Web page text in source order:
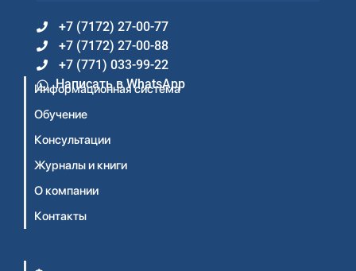
+7 (7172) 27-00-77
+7 (7172) 27-00-88
+7 (771) 033-99-22
Написать в WhatsApp
Информационная система
Обучение
Консультации
Журналы и книги
О компании
Контакты